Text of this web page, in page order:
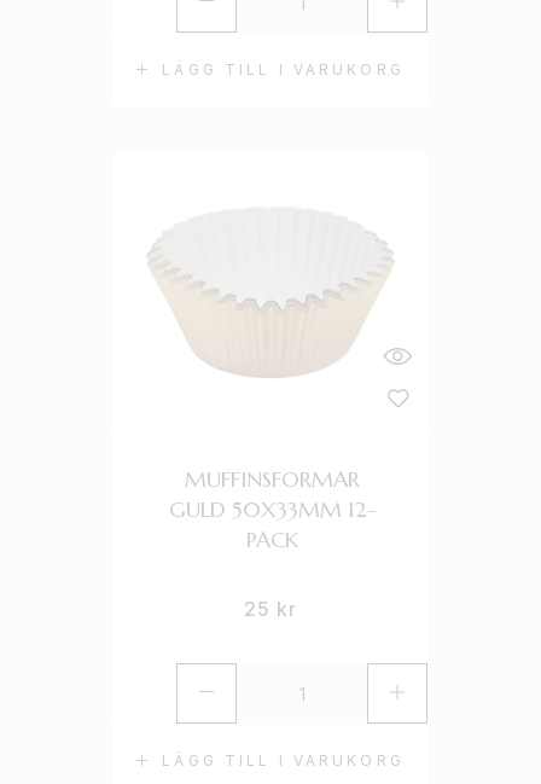
LÄGG TILL I VARUKORG
LÄGG TILL I VARUKORG
MUFFINSFORMAR
GULD 50X33MM 12-
PACK
25 kr